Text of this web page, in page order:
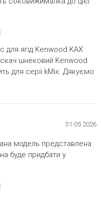
для ягід Kenwood KAX
шнековий Kenwood
для серії kMix. Дякуємо
31.05.2026
модель представлена
буде придбати у